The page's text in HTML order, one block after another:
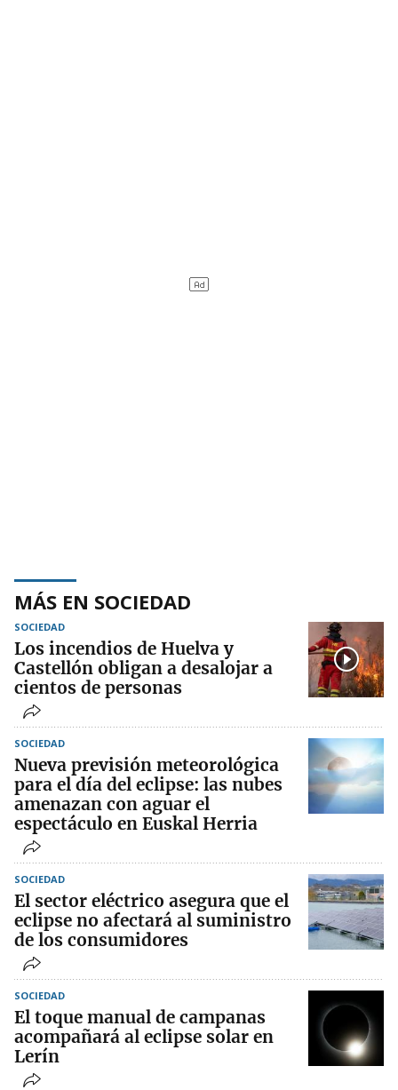
MÁS EN SOCIEDAD
SOCIEDAD
Los incendios de Huelva y
Castellón obligan a desalojar a
cientos de personas
SOCIEDAD
Nueva previsión meteorológica
para el día del eclipse: las nubes
amenazan con aguar el
espectáculo en Euskal Herria
SOCIEDAD
El sector eléctrico asegura que el
eclipse no afectará al suministro
de los consumidores
SOCIEDAD
El toque manual de campanas
acompañará al eclipse solar en
Lerín